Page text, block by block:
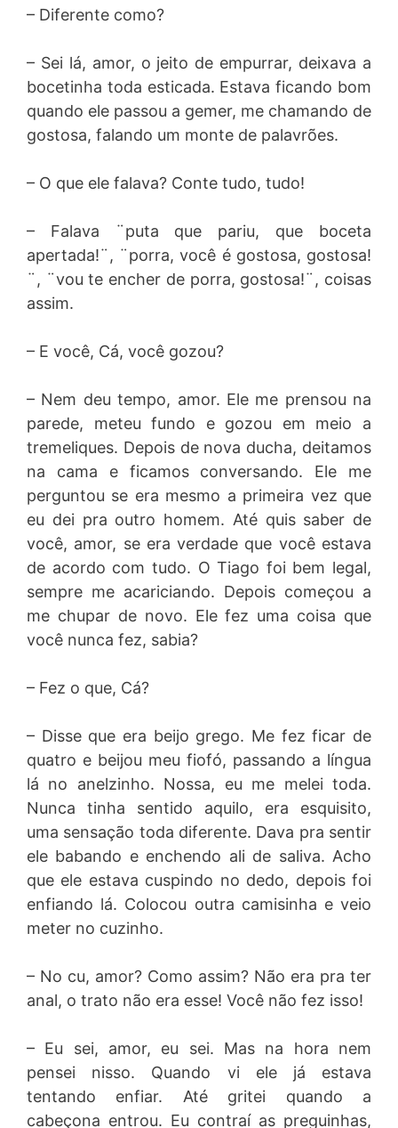
– Diferente como?
– Sei lá, amor, o jeito de empurrar, deixava a
bocetinha toda esticada. Estava ficando bom
quando ele passou a gemer, me chamando de
gostosa, falando um monte de palavrões.
– O que ele falava? Conte tudo, tudo!
– Falava ¨puta que pariu, que boceta
apertada!¨, ¨porra, você é gostosa, gostosa!
¨, ¨vou te encher de porra, gostosa!¨, coisas
assim.
– E você, Cá, você gozou?
– Nem deu tempo, amor. Ele me prensou na
parede, meteu fundo e gozou em meio a
tremeliques. Depois de nova ducha, deitamos
na cama e ficamos conversando. Ele me
perguntou se era mesmo a primeira vez que
eu dei pra outro homem. Até quis saber de
você, amor, se era verdade que você estava
de acordo com tudo. O Tiago foi bem legal,
sempre me acariciando. Depois começou a
me chupar de novo. Ele fez uma coisa que
você nunca fez, sabia?
– Fez o que, Cá?
– Disse que era beijo grego. Me fez ficar de
quatro e beijou meu fiofó, passando a língua
lá no anelzinho. Nossa, eu me melei toda.
Nunca tinha sentido aquilo, era esquisito,
uma sensação toda diferente. Dava pra sentir
ele babando e enchendo ali de saliva. Acho
que ele estava cuspindo no dedo, depois foi
enfiando lá. Colocou outra camisinha e veio
meter no cuzinho.
– No cu, amor? Como assim? Não era pra ter
anal, o trato não era esse! Você não fez isso!
– Eu sei, amor, eu sei. Mas na hora nem
pensei nisso. Quando vi ele já estava
tentando enfiar. Até gritei quando a
cabeçona entrou. Eu contraí as preguinhas,